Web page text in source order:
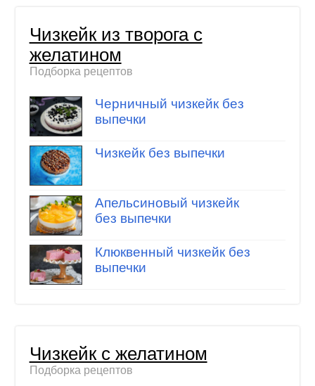
Чизкейк из творога с
желатином
Подборка рецептов
Черничный чизкейк без
выпечки
Чизкейк без выпечки
Апельсиновый чизкейк
без выпечки
Клюквенный чизкейк без
выпечки
Чизкейк с желатином
Подборка рецептов